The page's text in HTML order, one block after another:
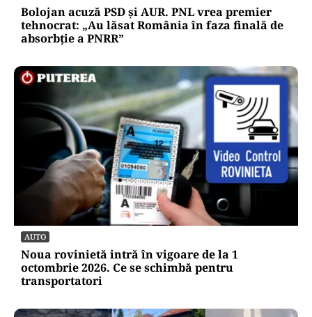
Bolojan acuză PSD și AUR. PNL vrea premier
tehnocrat: „Au lăsat România în faza finală de
absorbţie a PNRR”
AUTO
Noua rovinietă intră în vigoare de la 1
octombrie 2026. Ce se schimbă pentru
transportatori